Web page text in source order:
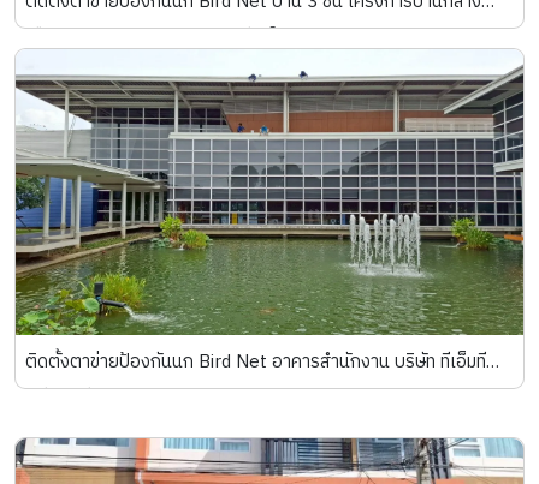
เมือง The Edition สาทร-สุขสวัสดิ์
ติดตั้งตาข่ายป้องกันนก Bird Net อาคารสำนักงาน บริษัท ทีเอ็มที
สตีล จำกัด